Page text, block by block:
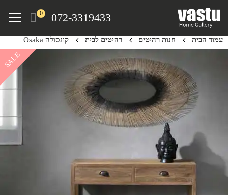
content
072-3319433
0
Menu
עמוד הבית חנות רהיטים רהיטים לבית קונסולה Osaka
SALE